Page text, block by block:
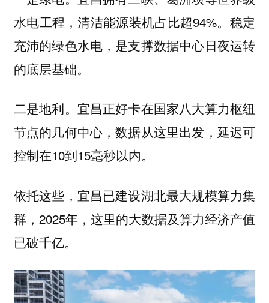
水电工程，清洁能源装机占比超94%。稳定
充沛的绿色水电，是支撑数据中心日夜运转
的底层基础。
二是地利。宜昌正好卡在国家八大算力枢纽
节点的几何中心，数据从这里出发，延迟可
控制在10到15毫秒以内。
依托这些，宜昌已建设湖北最大规模算力集
群，2025年，这里的大数据及算力经济产值
已破千亿。